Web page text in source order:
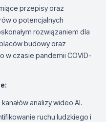
przepisy oraz
o potencjalnych
rozwiązaniem dla
budowy oraz
w czasie pandemii COVID-
kanałów analizy wideo AI.
ruchu ludzkiego i